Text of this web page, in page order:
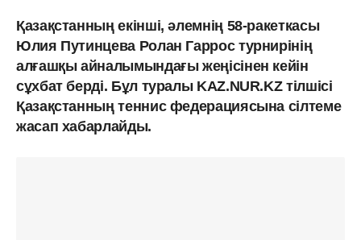
Қазақстанның екінші, әлемнің 58-ракеткасы
Юлия Путинцева Ролан Гаррос турнирінің
алғашқы айналымындағы жеңісінен кейін
сұхбат берді. Бұл туралы KAZ.NUR.KZ тілшісі
Қазақстанның теннис федерациясына сілтеме
жасап хабарлайды.